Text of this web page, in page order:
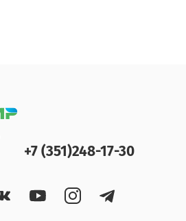
+7 (351)248-17-30